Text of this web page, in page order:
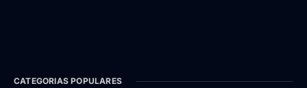
CATEGORIAS POPULARES